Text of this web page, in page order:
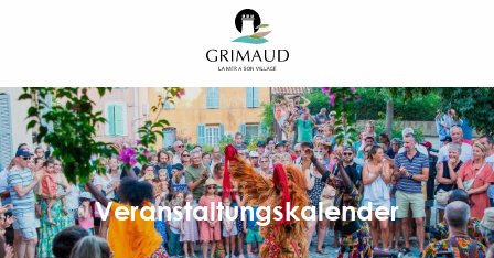
principal
Veranstaltungskalender